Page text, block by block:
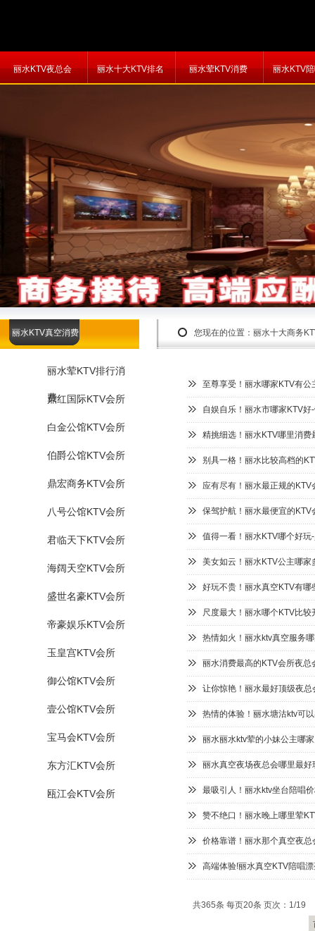
丽水KTV夜总会 丽水十大KTV排名 丽水荤KTV消费 丽水KTV
您现在的位置： 丽水十大商务
丽水KTV真空消费
丽水荤KTV排行消
费
鼎红国际KTV会所
白金公馆KTV会所
伯爵公馆KTV会所
鼎宏商务KTV会所
八号公馆KTV会所
君临天下KTV会所
海阔天空KTV会所
盛世名豪KTV会所
帝豪娱乐KTV会所
玉皇宫KTV会所
御公馆KTV会所
壹公馆KTV会所
宝马会KTV会所
东方汇KTV会所
瓯江会KTV会所
至尊享受！丽水哪家KTV有
自娱自乐！丽水市哪家KTV
精挑细选！丽水KTV哪里消
别具一格！丽水比较高档的
应有尽有！丽水最正规的
保驾护航！丽水最便宜的
值得一看！丽水KTV哪个好
美女如云！丽水KTV公主哪
好玩不贵！丽水真空KTV有
尺度最大！丽水哪个KTV比
热情如火！丽水ktv真空服务
丽水消费最高的KTV会所夜
让你惊艳！丽水最好顶级夜
热情的体验！丽水塘沽ktv可
丽水丽水ktv荤的小妹公主哪
丽水真空夜场夜总会哪里最
最吸引人！丽水ktv坐台陪唱
赞不绝口！丽水晚上哪里荤
价格靠谱！丽水那个真空夜
高端体验!丽水真空KTV陪唱
共365条 每页20条 页次：1/19